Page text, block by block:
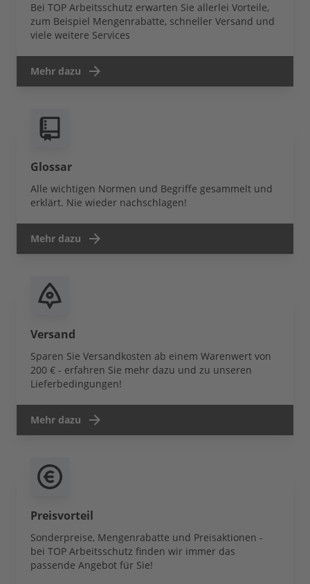
Bei TOP Arbeitsschutz erwarten Sie allerlei Vorteile,
zum Beispiel Mengenrabatte, schneller Versand und
viele weitere Services
Mehr dazu
Glossar
Alle wichtigen Normen und Begriffe gesammelt und
erklärt. Nie wieder nachschlagen!
Mehr dazu
Versand
Sparen Sie Versandkosten ab einem Warenwert von
200 € - erfahren Sie mehr dazu und zu unseren
Lieferbedingungen!
Mehr dazu
Preisvorteil
Sonderpreise, Mengenrabatte und Preisaktionen -
bei TOP Arbeitsschutz finden wir immer das
passende Angebot für Sie!